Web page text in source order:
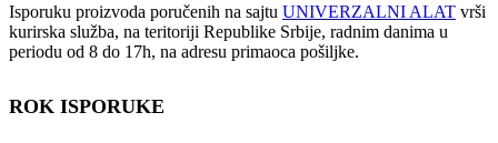
Isporuku proizvoda poručenih na sajtu UNIVERZALNI ALAT vrši
kurirska služba, na teritoriji Republike Srbije, radnim danima u
periodu od 8 do 17h, na adresu primaoca pošiljke.
ROK ISPORUKE